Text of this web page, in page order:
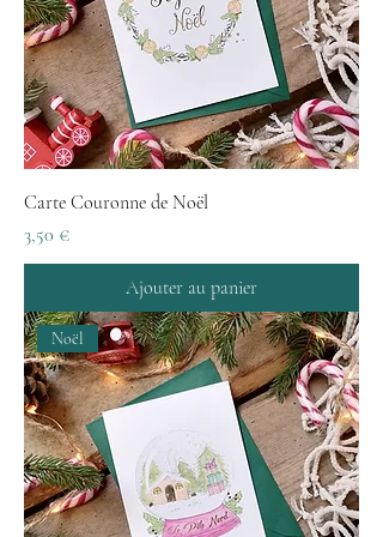
Carte Couronne de Noël
Prix
3,50 €
Ajouter au panier
Noël